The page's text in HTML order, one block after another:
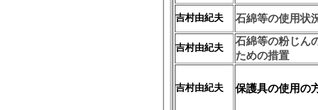
吉村由紀夫 石綿等の使用状
吉村由紀夫
石綿等の粉じん
ための措置
吉村由紀夫 保護具の使用の